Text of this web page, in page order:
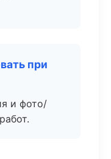
при
и фото/